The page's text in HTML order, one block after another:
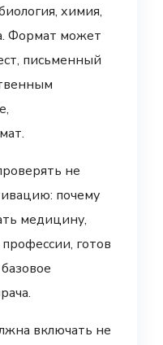
химия,
Формат может
письменный
не
почему
медицину,
готов
включать не